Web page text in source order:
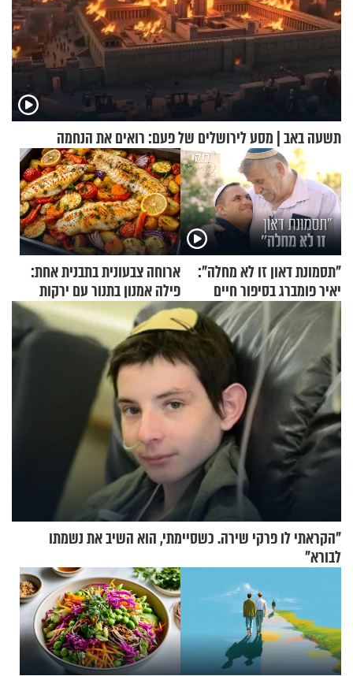
תשעה באב | מסע לירושלים של פעם: רואים את הנחמה
"תסמונת דאון זו לא מחלה":
יאיר פומברג בסיפור חיים
מעורר השראה
ארוחה צבעונית בתבנית אחת:
פילה אמנון בתנור עם ירקות
"הקראתי לו פרקי שירה. כשסיימתי, הוא השיב את נשמתו
לבורא"